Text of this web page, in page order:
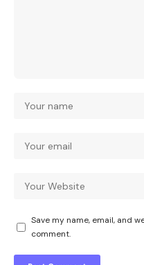
Save my name, email, and
comment.